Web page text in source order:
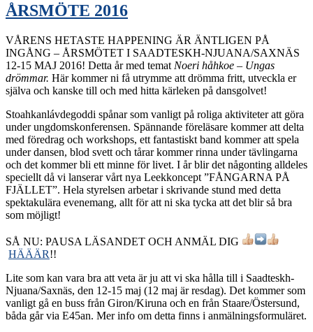
ÅRSMÖTE 2016
VÅRENS HETASTE HAPPENING ÄR ÄNTLIGEN PÅ
INGÅNG – ÅRSMÖTET I SAADTESKH-NJUANA/SAXNÄS
12-15 MAJ 2016! Detta år med temat Noeri håhkoe – Ungas
drömmar. Här kommer ni få utrymme att drömma fritt, utveckla er
själva och kanske till och med hitta kärleken på dansgolvet!
Stoahkanlávdegoddi spånar som vanligt på roliga aktiviteter att göra
under ungdomskonferensen. Spännande föreläsare kommer att delta
med föredrag och workshops, ett fantastiskt band kommer att spela
under dansen, blod svett och tårar kommer rinna under tävlingarna
och det kommer bli ett minne för livet. I år blir det någonting alldeles
speciellt då vi lanserar vårt nya Leekkoncept ”FÅNGARNA PÅ
FJÄLLET”. Hela styrelsen arbetar i skrivande stund med detta
spektakulära evenemang, allt för att ni ska tycka att det blir så bra
som möjligt!
SÅ NU: PAUSA LÄSANDET OCH ANMÄL DIG
HÄÄÄR!!
Lite som kan vara bra att veta är ju att vi ska hålla till i Saadteskh-
Njuana/Saxnäs, den 12-15 maj (12 maj är resdag). Det kommer som
vanligt gå en buss från Giron/Kiruna och en från Staare/Östersund,
båda går via E45an. Mer info om detta finns i anmälningsformuläret.